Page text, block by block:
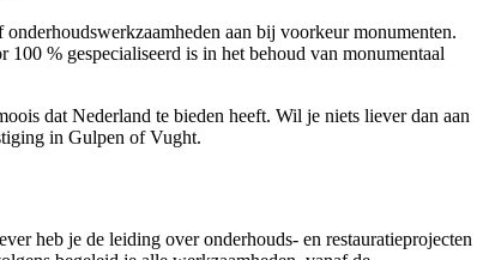
aan bij voorkeur monumenten.
% gespecialiseerd is in het behoud van monumentaal
dat Nederland te bieden heeft. Wil je niets liever dan aan
in Gulpen of Vught.
heb je de leiding over onderhouds- en restauratieprojecten